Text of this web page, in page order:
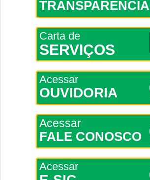
TRANSPARÊNCIA
Carta de
SERVIÇOS
Acessar
OUVIDORIA
Acessar
FALE CONOSCO
Acessar